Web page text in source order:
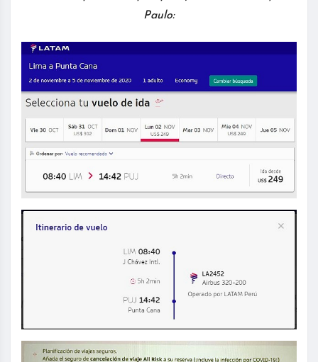
Paulo: